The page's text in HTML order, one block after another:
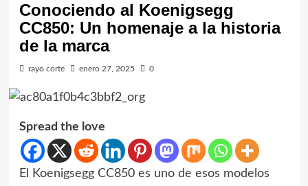
Conociendo al Koenigsegg
CC850: Un homenaje a la historia
de la marca
rayo corte enero 27, 2025 0
Spread the love
El Koenigsegg CC850 es uno de esos modelos